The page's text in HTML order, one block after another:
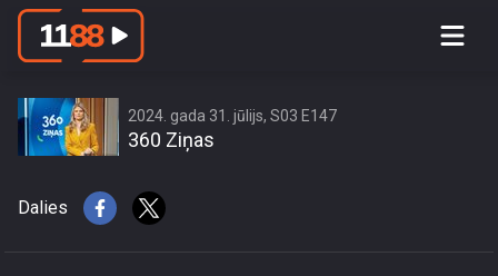
Pazemes stāvvieta ar visām
2024. gada 31. jūlijs, S03 E147
360 Ziņas
Dalies